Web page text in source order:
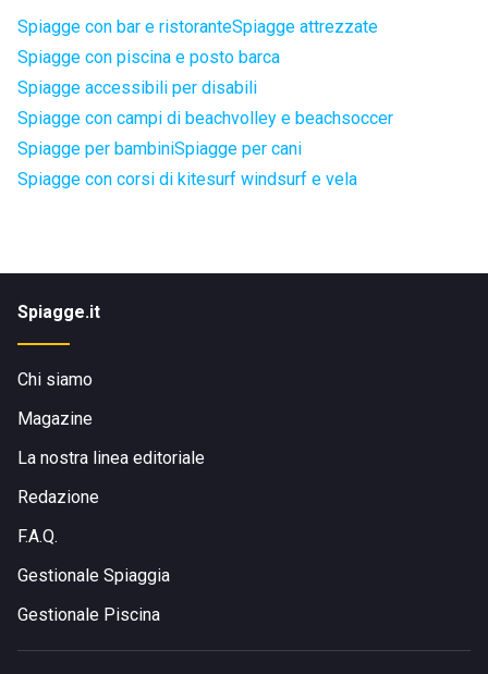
Spiagge con bar e ristoranteSpiagge attrezzate
Spiagge con piscina e posto barca
Spiagge accessibili per disabili
Spiagge con campi di beachvolley e beachsoccer
Spiagge per bambiniSpiagge per cani
Spiagge con corsi di kitesurf windsurf e vela
Spiagge.it
Chi siamo
Magazine
La nostra linea editoriale
Redazione
F.A.Q.
Gestionale Spiaggia
Gestionale Piscina